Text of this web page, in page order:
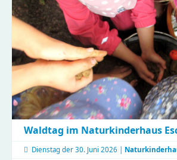
Waldtag im Naturkinderhaus
Dienstag der 30. Juni 2026 |